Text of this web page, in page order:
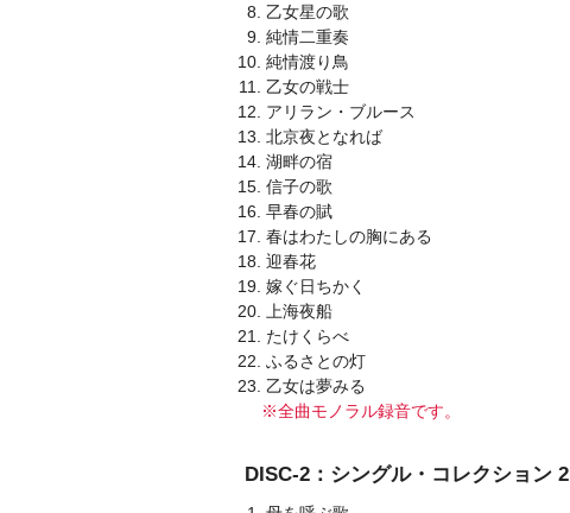
乙女星の歌
純情二重奏
純情渡り鳥
乙女の戦士
アリラン・ブルース
北京夜となれば
湖畔の宿
信子の歌
早春の賦
春はわたしの胸にある
迎春花
嫁ぐ日ちかく
上海夜船
たけくらべ
ふるさとの灯
乙女は夢みる
※全曲モノラル録音です。
DISC-2：シングル・コレクション 2